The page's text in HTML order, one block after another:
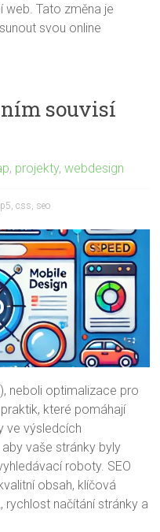
web. Tato změna je
svou online
ním souvisí
, projekty,webdesign
,css seo
neboli optimalizace pro
které pomáhají
ve výsledcích
aby vaše stránky byly
roboty. SEO
obsah, klíčová
rychlost načítání stránky a